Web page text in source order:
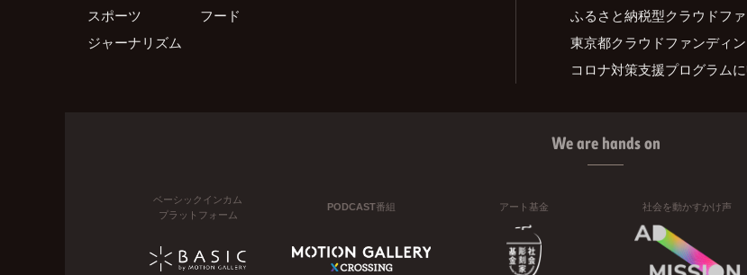
スポーツ
フード
ジャーナリズム
ふるさと納税型クラウドフ
東京都クラウドファンディ
コロナ対策支援プログラム
We are hands on
ベーシックインカム
プラットフォーム
PODCAST番組 アート基金 社会を動かすかけ声